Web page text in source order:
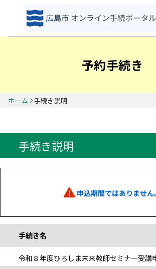
予約手続き
ホーム 手続き説明
手続き説明
申込期間ではありません。
手続き名
令和８年度ひろしま未来教師セミナー受講